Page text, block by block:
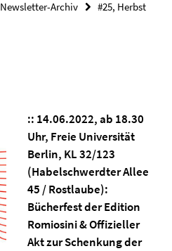
Newsletter-Archiv
#25, Herbst
:: 14.06.2022, ab 18.30
Uhr, Freie Universität
Berlin, KL 32/123
(Habelschwerdter Allee
45 / Rostlaube):
Bücherfest der Edition
Romiosini & Offizieller
Akt zur Schenkung der